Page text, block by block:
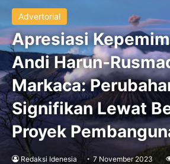
Advertorial
Apresiasi
Andi Harun-
Markaca:
Signifikan Lewat
Proyek
Redaksi Idenesia 7 November 2023